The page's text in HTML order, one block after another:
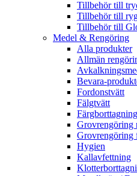
Tillbehör till
Tillbehör till
Tillbehör till
Medel & Rengöring
Alla produkter
Allmän
Bevara-
Fordonstvätt
Fälgtvätt
Grovrengöring
Grovrengöring
Hygien
Kallavfettning